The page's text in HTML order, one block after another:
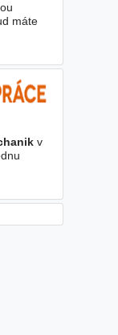
máte
v